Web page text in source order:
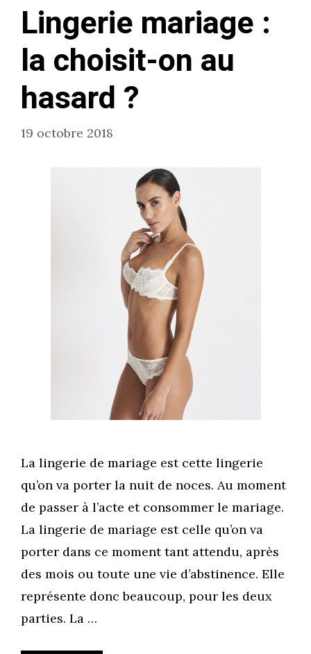
Lingerie mariage :
la choisit-on au
hasard ?
19 octobre 2018
La lingerie de mariage est cette lingerie
qu’on va porter la nuit de noces. Au moment
de passer à l’acte et consommer le mariage.
La lingerie de mariage est celle qu’on va
porter dans ce moment tant attendu, après
des mois ou toute une vie d’abstinence. Elle
représente donc beaucoup, pour les deux
parties. La …